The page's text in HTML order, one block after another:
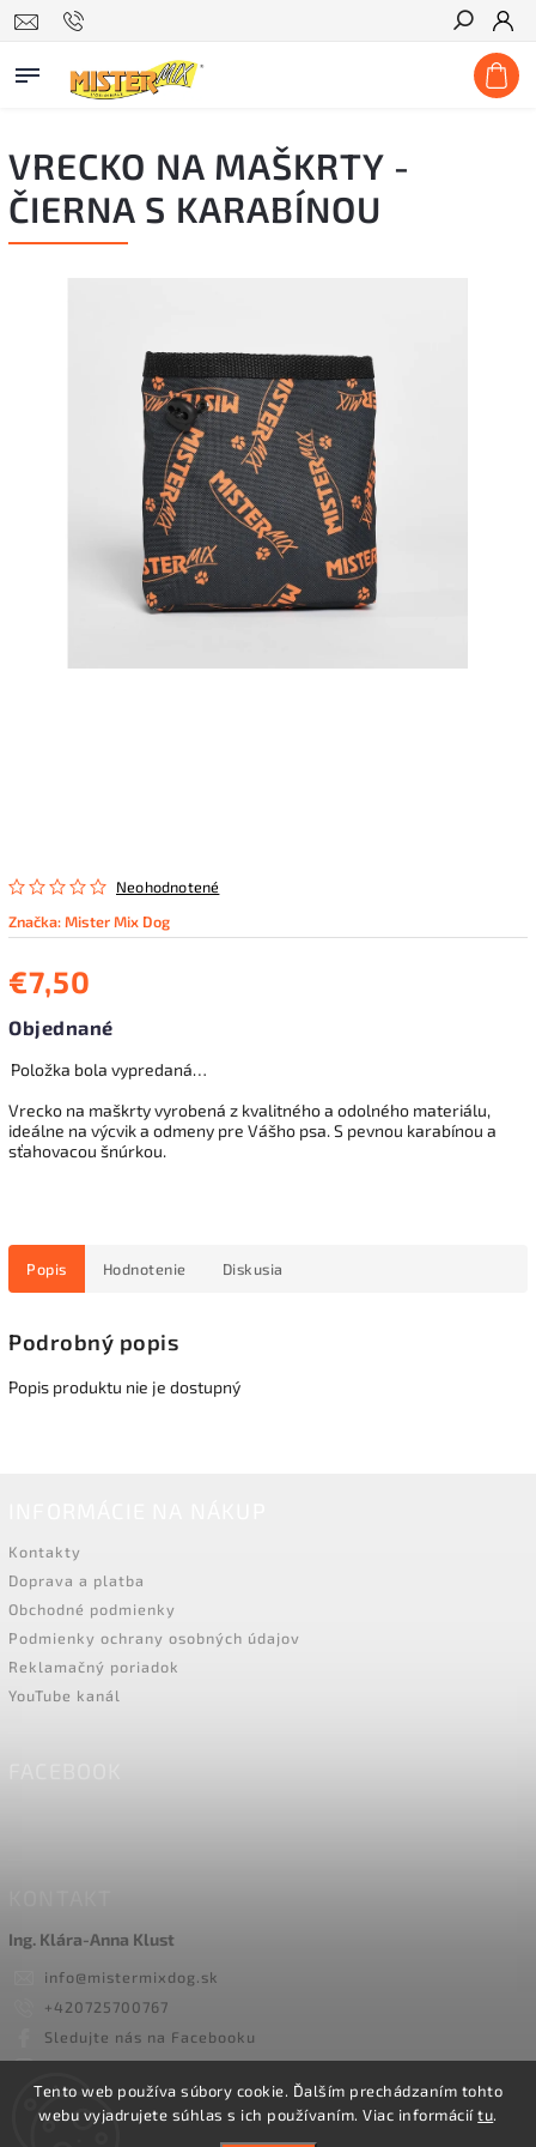
Tento web používa súbory cookie. Ďalším prechádzaním tohto
webu vyjadrujete súhlas s ich používaním. Viac informáciítu.
Hľadať
VRECKO NA MAŠKRTY -
ČIERNA S KARABÍNOU
Neohodnotené
Značka:Mister Mix Dog
€7,50
Objednané
Položka bola vypredaná…
Vrecko na maškrty vyrobená z kvalitného a odolného materiálu,
ideálne na výcvik a odmeny pre Vášho psa. S pevnou karabínou a
sťahovacou šnúrkou.
Popis Hodnotenie Diskusia
Podrobný popis
Popis produktu nie je dostupný
Kontakty
Doprava a platba
Obchodné podmienky
Podmienky ochrany osobných údajov
Reklamačný poriadok
YouTube kanál
Ing. Klára-Anna Klust
info@mistermixdog.sk
+420725700767
Sledujte nás na Facebooku
mister_mix_dog/
Mister Mix Dog. Všetky práva vyhradené.